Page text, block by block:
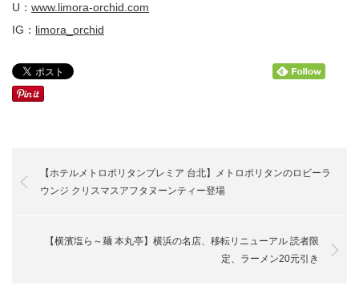
U： www.limora-orchid.com
IG： limora_orchid
【ホテルメトロポリタンプレミア 台北】メトロポリタンのロビーラ
ウンジ クリスマスアフタヌーンティー登場
【横濱塩ら～麺 本丸亭】横浜の名店、移転リニューアル 読者限
定、ラーメン20元引き